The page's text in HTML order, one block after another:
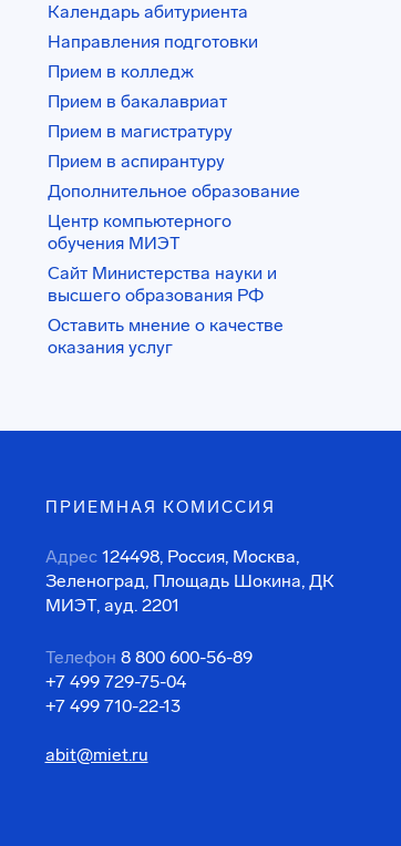
Календарь абитуриента
Направления подготовки
Прием в колледж
Прием в бакалавриат
Прием в магистратуру
Прием в аспирантуру
Дополнительное образование
Центр компьютерного
обучения МИЭТ
Сайт Министерства науки и
высшего образования РФ
Оставить мнение о качестве
оказания услуг
ПРИЕМНАЯ КОМИССИЯ
Адрес 124498, Россия, Москва,
Зеленоград, Площадь Шокина, ДК
МИЭТ, ауд. 2201
Телефон 8 800 600-56-89
+7 499 729-75-04
+7 499 710-22-13
abit@miet.ru